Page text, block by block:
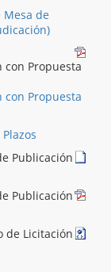
Mesa de
con Propuesta
con Propuesta
Publicación
Publicación
de Licitación